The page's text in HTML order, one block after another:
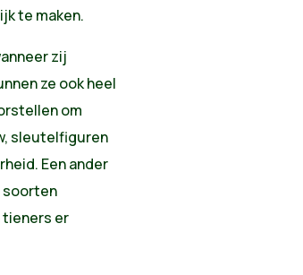
te maken.
zij
ze ook heel
om
sleutelfiguren
Een ander
soorten
er